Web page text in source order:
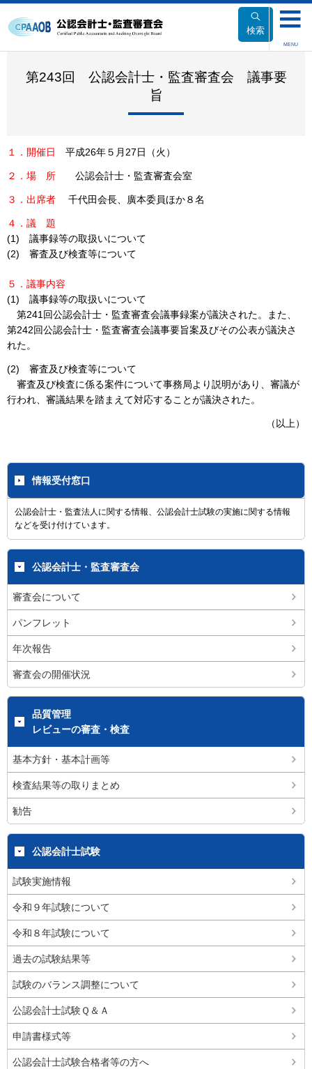
文
検索
MENU
第243回 公認会計士・監査審査会 議事要
旨
１．開催日 平成26年５月27日（火）
２． 場所 公認会計士・監査審査会室
３．出席者 千代田会長、廣本委員ほか８名
４． 議題
(1) 議事録等の取扱いについて
(2) 審査及び検査等について
５．議事内容
(1) 議事録等の取扱いについて
第241回公認会計士・監査審査会議事録案が議決された。また、
第242回公認会計士・監査審査会議事要旨案及びその公表が議決さ
れた。
(2) 審査及び検査等について
審査及び検査に係る案件について事務局より説明があり、審議が
行われ、審議結果を踏まえて対応することが議決された。
（以上）
情報受付窓口
公認会計士・監査法人に関する情報、公認会計士試験の実施に関する情報
などを受け付けています。
公認会計士・監査審査会
審査会について
パンフレット
年次報告
審査会の開催状況
品質管理
レビューの審査・検査
基本方針・基本計画等
検査結果等の取りまとめ
勧告
公認会計士試験
試験実施情報
令和９年試験について
令和８年試験について
過去の試験結果等
試験のバランス調整について
公認会計士試験Ｑ＆Ａ
申請書様式等
公認会計士試験合格者等の方へ